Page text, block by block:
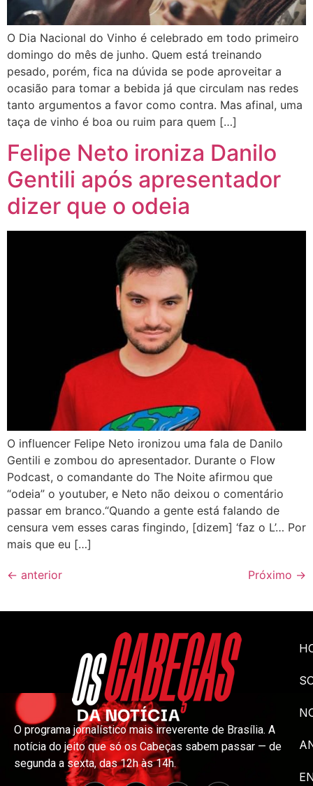
O Dia Nacional do Vinho é celebrado em todo primeiro
domingo do mês de junho. Quem está treinando
pesado, porém, fica na dúvida se pode aproveitar a
ocasião para tomar a bebida já que circulam nas redes
tanto argumentos a favor como contra. Mas afinal, uma
taça de vinho é boa ou ruim para quem […]
Felipe Neto ironiza Danilo
Gentili após apresentador
dizer que o odeia
O influencer Felipe Neto ironizou uma fala de Danilo
Gentili e zombou do apresentador. Durante o Flow
Podcast, o comandante do The Noite afirmou que
“odeia” o youtuber, e Neto não deixou o comentário
passar em branco.“Quando a gente está falando de
censura vem esses caras fingindo, [dizem] ‘faz o L’… Por
mais que eu […]
← anterior Próximo →
O programa jornalístico mais irreverente de Brasília. A
notícia do jeito que só os Cabeças sabem passar — de
segunda a sexta, das 12h às 14h.